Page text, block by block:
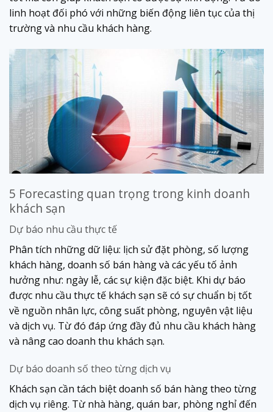
linh hoạt đối phó với những biến động liên tục của thị
trường và nhu cầu khách hàng.
5 Forecasting quan trọng trong kinh doanh
khách sạn
Dự báo nhu cầu thực tế
Phân tích những dữ liệu: lịch sử đặt phòng, số lượng
khách hàng, doanh số bán hàng và các yếu tố ảnh
hưởng như: ngày lễ, các sự kiện đặc biệt. Khi dự báo
được nhu cầu thực tế khách sạn sẽ có sự chuẩn bị tốt
về nguồn nhân lực, công suất phòng, nguyên vật liệu
và dịch vụ. Từ đó đáp ứng đầy đủ nhu cầu khách hàng
và nâng cao doanh thu khách sạn.
Dự báo doanh số theo từng dịch vụ
Khách sạn cần tách biệt doanh số bán hàng theo từng
dịch vụ riêng. Từ nhà hàng, quán bar, phòng nghỉ đến